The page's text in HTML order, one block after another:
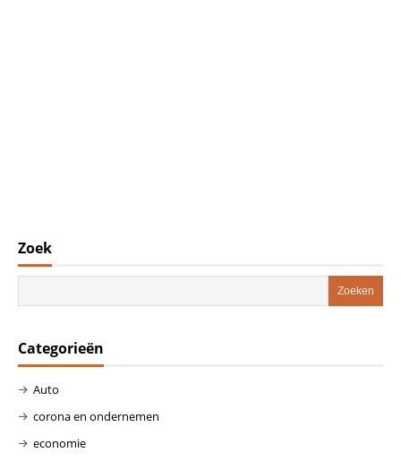
Zoek
Categorieën
Auto
corona en ondernemen
economie